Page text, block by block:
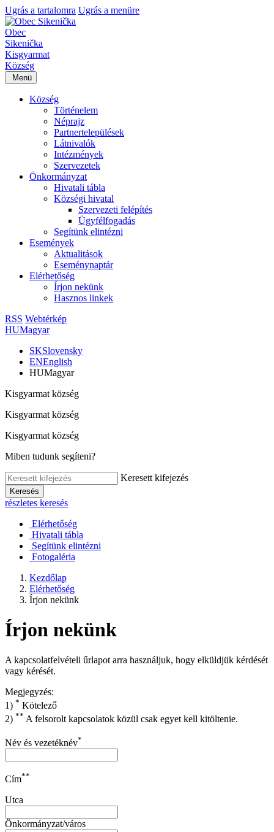
Ugrás a tartalomra Ugrás a menüre
Obec
Sikenička
Kisgyarmat
Község
Menü
Község
Történelem
Néprajz
Partnertelepülések
Látnivalók
Intézmények
Szervezetek
Önkormányzat
Hivatali tábla
Községi hivatal
Szervezeti felépítés
Ügyfélfogadás
Segítünk elintézni
Események
Aktualitások
Eseménynaptár
Elérhetőség
Írjon nekünk
Hasznos linkek
RSS Webtérkép
HUMagyar
SKSlovensky
ENEnglish
HUMagyar
Kisgyarmat község
Kisgyarmat község
Kisgyarmat község
Miben tudunk segíteni?
Keresett kifejezés
Keresés
részletes keresés
Elérhetőség
Hivatali tábla
Segítünk elintézni
Fotogaléria
Kezdőlap
Elérhetőség
Írjon nekünk
Írjon nekünk
A kapcsolatfelvételi űrlapot arra használjuk, hogy elküldjük kérdését
vagy kérését.
Megjegyzés:
1) * Kötelező
2) ** A felsorolt kapcsolatok közül csak egyet kell kitöltenie.
Név és vezetéknév*
Cím**
Utca
Önkormányzat/város